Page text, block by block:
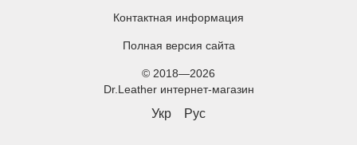
Контактная информация
Полная версия сайта
© 2018—2026
Dr.Leather интернет-магазин
Укр Рус